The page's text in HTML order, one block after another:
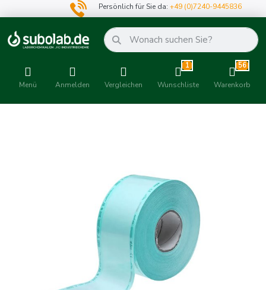
Persönlich für Sie da:+49 (0)7240-9445836
Menü Anmelden Vergleichen
1
Wunschliste
56
Warenkorb